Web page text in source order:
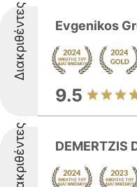
Διακριθέντες Evgenikos
9.5
Διακριθέντες DEMERTZIS